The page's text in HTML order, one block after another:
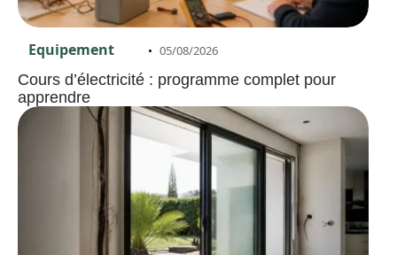
Equipement 05/08/2026
Cours d’électricité : programme complet pour
apprendre